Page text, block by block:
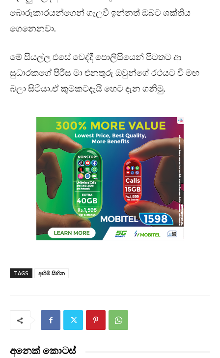
බොරුකාරයන්ගෙන් ගැලවී ඉන්නත් ඔබට ශක්තිය
ගෙනෙනවා.
මේ සියල්ල එසේ වෙද්දී පොලිසියෙන් පිටතට ආ
සුධාරකගේ පිරිස මා එනතුරු ඔවුන්ගේ රථයට වී මඟ
බලා සිටියා.ඒ කුමකටදැයි හෙට දැන ගනිමු.
TAGS අහිමි සිහින
අනෙක් කොටස්